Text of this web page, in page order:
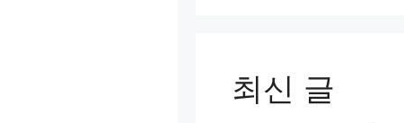
최신 글